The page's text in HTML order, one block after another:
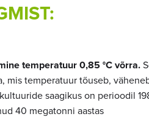
temperatuur 0,85 °C võrra.
mis temperatuur tõuseb,
saagikus on perioodil
40 megatonni aastas